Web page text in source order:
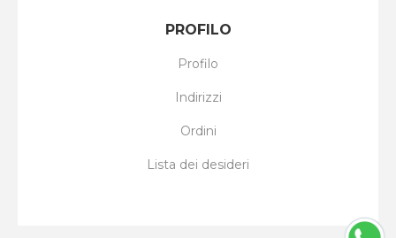
PROFILO
Profilo
Indirizzi
Ordini
Lista dei desideri